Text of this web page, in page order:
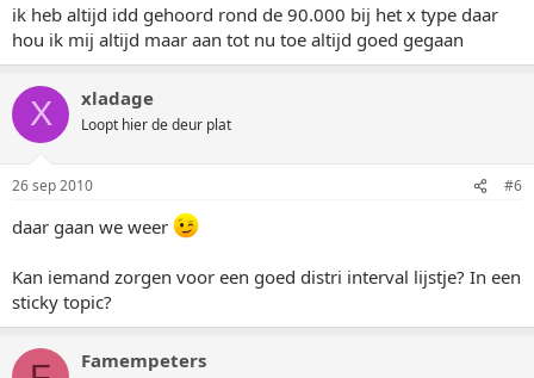
ik heb altijd idd gehoord rond de 90.000 bij het x type daar
hou ik mij altijd maar aan tot nu toe altijd goed gegaan
X xladage
Loopt hier de deur plat
26 sep 2010 #6
daar gaan we weer
Kan iemand zorgen voor een goed distri interval lijstje? In een
sticky topic?
Famempeters